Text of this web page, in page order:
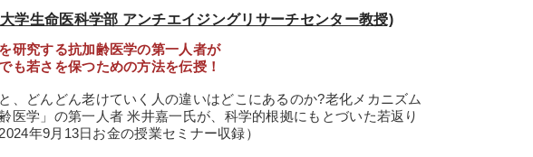
学生命医科学部 アンチエイジングリサーチセンター教授)
研究する抗加齢医学の第一人者が
若さを保つための方法を伝授！
、どんどん老けていく人の違いはどこにあるのか?老化メカニズム
医学」の第一人者 米井嘉一氏が、科学的根拠にもとづいた若返り
年9月13日お金の授業セミナー収録）